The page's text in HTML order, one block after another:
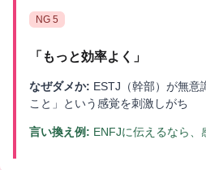
NG 5
「 もっと効率よく 」
なぜダメか: ESTJ（幹部）が無意
こと」という感覚を刺激しがち
言い換え例: ENFJに伝えるなら、